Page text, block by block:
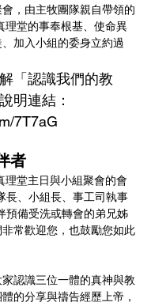
，由主牧團隊親自帶領的
理堂的事奉根基、使命異
加入小組的委身立約過
「認識我們的教
明連結：
7T7aG
者
長、小組長、事工司執事
預備受洗或轉會的弟兄姊
常歡迎您，也鼓勵您如此
認識三位一體的真神與教
的分享與禱告經歷上帝，